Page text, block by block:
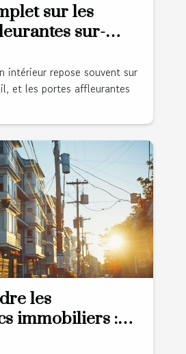
sur les
sur-
esthétisme
intérieur repose souvent sur
et les portes affleurantes
les
immobiliers :
et plus